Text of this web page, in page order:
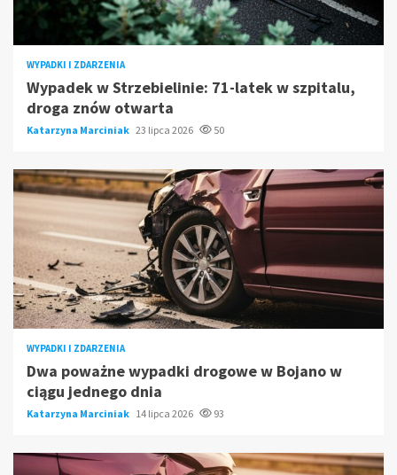
WYPADKI I ZDARZENIA
Wypadek w Strzebielinie: 71-latek w szpitalu,
droga znów otwarta
Katarzyna Marciniak 23 lipca 2026 50
WYPADKI I ZDARZENIA
Dwa poważne wypadki drogowe w Bojano w
ciągu jednego dnia
Katarzyna Marciniak 14 lipca 2026 93